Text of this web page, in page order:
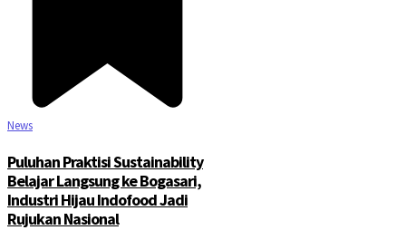
News
Puluhan Praktisi Sustainability
Belajar Langsung ke Bogasari,
Industri Hijau Indofood Jadi
Rujukan Nasional